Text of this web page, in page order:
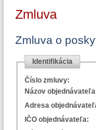
Zmluva
Zmluva o
Identifikácia
Číslo zmluvy:
Názov
Adresa
IČO objednávateľa: